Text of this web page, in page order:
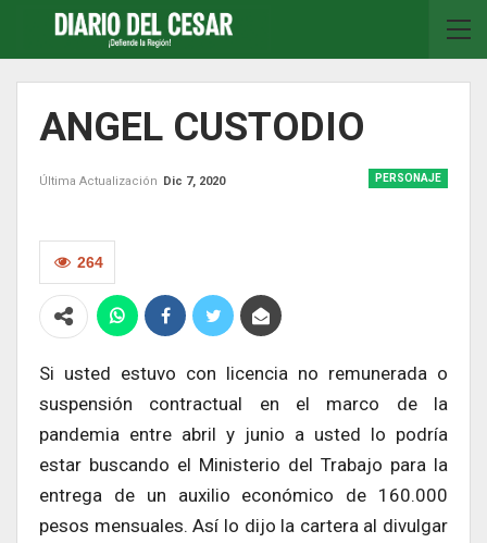
ANGEL CUSTODIO
PERSONAJE
Última Actualización Dic 7, 2020
264
Si usted estuvo con licencia no remunerada o
suspensión contractual en el marco de la
pandemia entre abril y junio a usted lo podría
estar buscando el Ministerio del Trabajo para la
entrega de un auxilio económico de 160.000
pesos mensuales. Así lo dijo la cartera al divulgar